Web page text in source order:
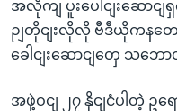
အလိုကျ ပူးပေါငျးဆော
ဉျတိုငျးလိုလို ဗီဒီယိုကနတေ
ခေါငျးဆောငျတှေ သဘ
အဖှဲ့ဝငျ ၂၇ နိုငျငံပါတဲ့